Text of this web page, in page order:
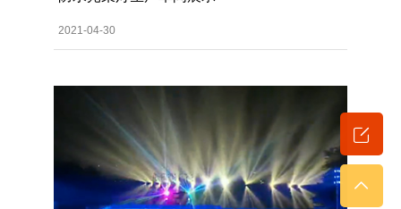
2021-04-30